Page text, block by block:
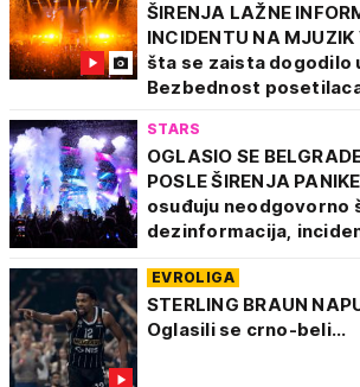
ŠIRENJA LAŽNE
INCIDENTU NA
šta se zaista dogodilo
Bezbednost
STARS
OGLASIO SE
POSLE ŠIRENJA
osuđuju neodgovorno
dezinformacija,
EVROLIGA
STERLING BRAUN
Oglasili se crno-beli...